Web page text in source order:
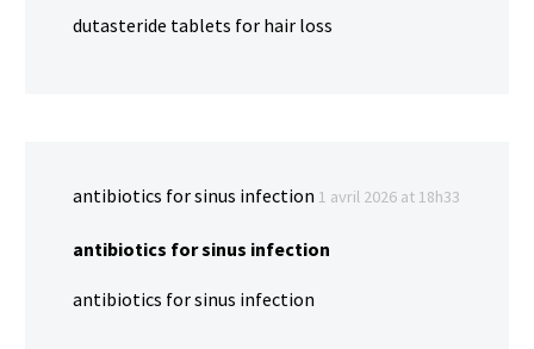
dutasteride tablets for hair loss
antibiotics for sinus infection 1 avril 2026 at 18h33
antibiotics for sinus infection
antibiotics for sinus infection